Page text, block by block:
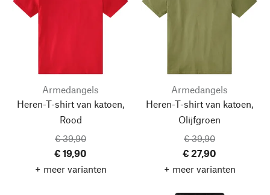
Armedangels
Heren-T-shirt van katoen,
Rood
€ 39,90
€ 19,90
+ meer varianten
Armedangels
Heren-T-shirt van katoen,
Olijfgroen
€ 39,90
€ 27,90
+ meer varianten